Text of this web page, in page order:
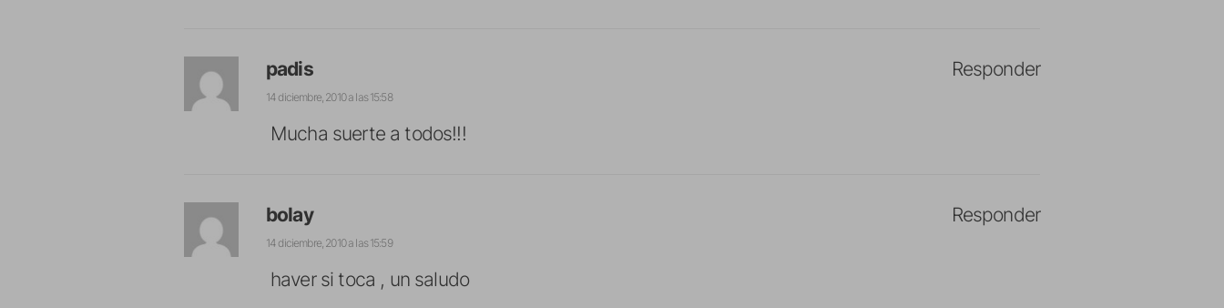
padis
14 diciembre, 2010 a las 15:58
Mucha suerte a todos!!!
Responder
bolay
14 diciembre, 2010 a las 15:59
haver si toca , un saludo
Responder